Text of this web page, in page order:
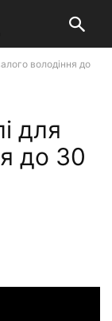
володіння до
для
до 30